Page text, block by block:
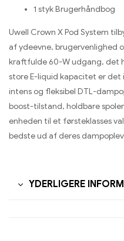
1 styk Brugerhåndbog
Uwell Crown X Pod System
af ydeevne, brugervenlighed
kraftfulde 60-W udgang, det
store E-liquid kapacitet er
intens og fleksibel DTL-
boost-tilstand, holdbare
enheden til et førsteklasses
bedste ud af deres
YDERLIGERE